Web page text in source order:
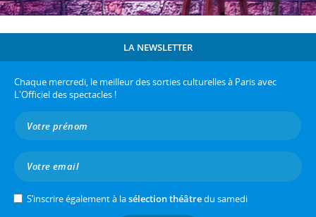
LA NEWSLETTER
Chaque mercredi, le meilleur des sorties culturelles à Paris avec
L'Officiel des spectacles !
S’inscrire également à lasélection théâtredu samedi